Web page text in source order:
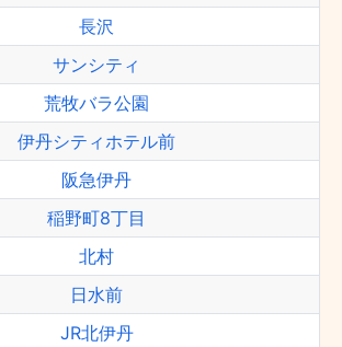
長沢
サンシティ
荒牧バラ公園
伊丹シティホテル前
阪急伊丹
稲野町8丁目
北村
日水前
JR北伊丹